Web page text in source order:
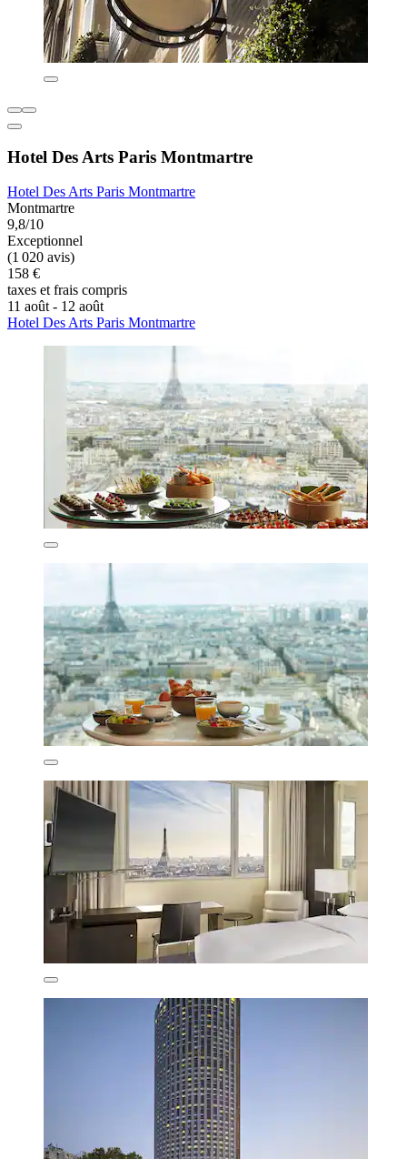
Hotel Des Arts Paris Montmartre
Hotel Des Arts Paris Montmartre
Montmartre
9,8/10
Exceptionnel
(1 020 avis)
158 €
taxes et frais compris
11 août - 12 août
Hotel Des Arts Paris Montmartre